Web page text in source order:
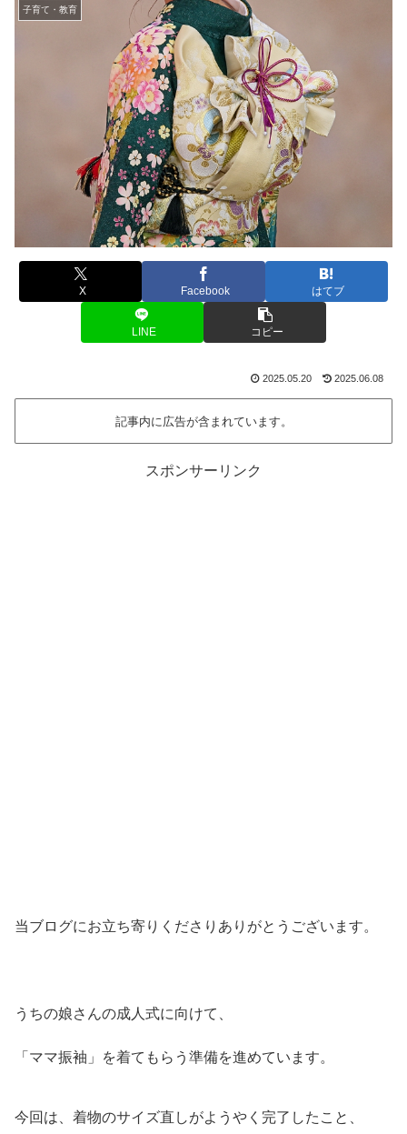
子育て・教育
X Facebook はてブ
LINE コピー
2025.05.20 2025.06.08
記事内に広告が含まれています。
スポンサーリンク
当ブログにお立ち寄りくださりありがとうございます。
うちの娘さんの成人式に向けて、
「ママ振袖」を着てもらう準備を進めています。
今回は、着物のサイズ直しがようやく完了したこと、